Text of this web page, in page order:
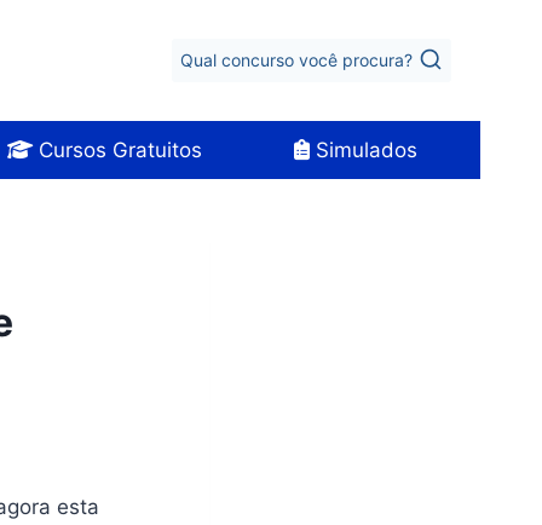
Qual concurso você procura?
Cursos Gratuitos Simulados
esta